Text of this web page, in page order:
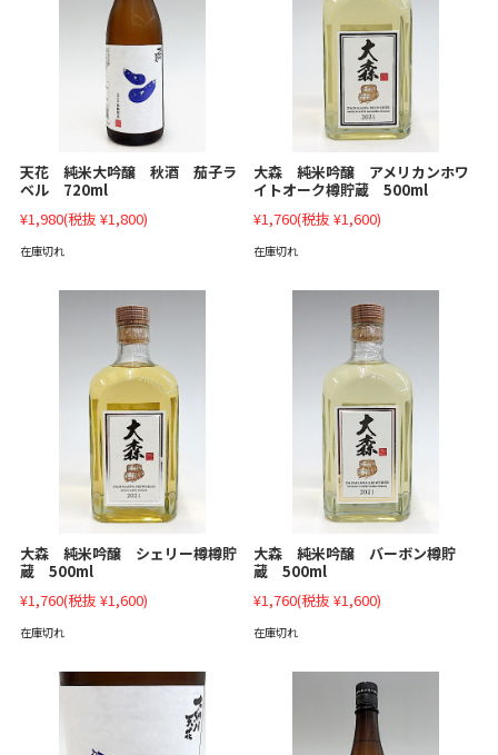
天花 純米大吟醸 秋酒 茄子ラ
ベル 720ml
¥1,980(税抜 ¥1,800)
在庫切れ
大森 純米吟醸 アメリカンホワ
イトオーク樽貯蔵 500ml
¥1,760(税抜 ¥1,600)
在庫切れ
大森 純米吟醸 シェリー樽樽貯
蔵 500ml
¥1,760(税抜 ¥1,600)
在庫切れ
大森 純米吟醸 バーボン樽貯
蔵 500ml
¥1,760(税抜 ¥1,600)
在庫切れ